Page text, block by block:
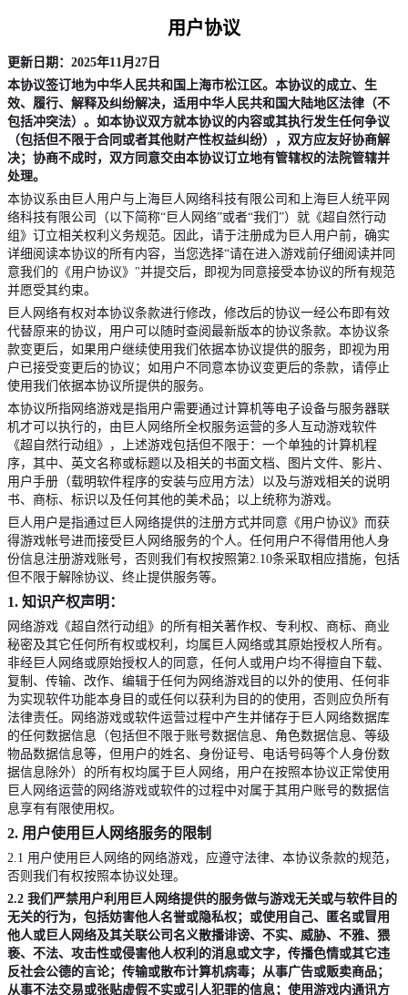
用户协议
更新日期：2025年11月27 日
本协议签订地为中华人民共和国上海市松江区。本协议的成立、生
效、履行、解释及纠纷解决，适用中华人民共和国大陆地区法律（不
包括冲突法）。如本协议双方就本协议的内容或其执行发生任何争议
（包括但不限于合同或者其他财产性权益纠纷），双方应友好协商解
决；协商不成时，双方同意交由本协议订立地有管辖权的法院管辖并
处理。
本协议系由巨人用户与上海巨人网络科技有限公司和上海巨人统平网
络科技有限公司（以下简称“ 巨人网络”或者“我们”）就《超自然行动
组》订立相关权利义务规范。因此，请于注册成为巨人用户前，确实
详细阅读本协议的所有内容，当您选择“请在进入游戏前仔细阅读并同
意我们的《用户协议》 "并提交后，即视为同意接受本协议的所有规范
并愿受其约束。
巨人网络有权对本协议条款进行修改，修改后的协议一经公布即有效
代替原来的协议，用户可以随时查阅最新版本的协议条款。本协议条
款变更后，如果用户继续使用我们依据本协议提供的服务，即视为用
户已接受变更后的协议；如用户不同意本协议变更后的条款，请停止
使用我们依据本协议所提供的服务。
本协议所指网络游戏是指用户需要通过计算机等电子设备与服务器联
机才可以执行的，由巨人网络所全权服务运营的多人互动游戏软件
《超自然行动组》，上述游戏包括但不限于：一个单独的计算机程
序，其中、英文名称或标题以及相关的书面文档、图片文件、影片、
用户手册（载明软件程序的安装与应用方法）以及与游戏相关的说明
书、商标、标识以及任何其他的美术品；以上统称为游戏。
巨人用户是指通过巨人网络提供的注册方式并同意《用户协议》而获
得游戏帐号进而接受巨人网络服务的个人。任何用户不得借用他人身
份信息注册游戏账号，否则我们有权按照第2.10条采取相应措施，包括
但不限于解除协议、终止提供服务等。
1.知识产权声明：
网络游戏《超自然行动组》的所有相关著作权、专利权、商标、商业
秘密及其它任何所有权或权利，均属巨人网络或其原始授权人所有。
非经巨人网络或原始授权人的同意，任何人或用户均不得擅自下载、
复制、传输、改作、编辑于任何为网络游戏目的以外的使用、任何非
为实现软件功能本身目的或任何以获利为目的的使用，否则应负所有
法律责任。
网络游戏或软件运营过程中产生并储存于巨人网络数据库
的任何数据信息（包括但不限于账号数据信息、角色数据信息、等级
物品数据信息等，但用户的姓名、身份证号、电话号码等个人身份数
据信息除外）的所有权均属于巨人网络，用户在按照本协议正常使用
巨人网络运营的网络游戏或软件的过程中对属于其用户账号的数据信
息享有有限使用权。
2. 用户使用巨人网络服务的限制
2.1 用户使用巨人网络的网络游戏，应遵守法律、本协议条款的规范，
否则我们有权按照本协议处理。
2.2我们严禁用户利用巨人网络提供的服务做与游戏无关或与软件目的
无关的行为，包括妨害他人名誉或隐私权；或使用自己、匿名或冒用
他人或巨人网络及其关联公司名义散播诽谤、不实、威胁、不雅、猥
亵、不法、攻击性或侵害他人权利的消息或文字，传播色情或其它违
反社会公德的言论；传输或散布计算机病毒；从事广告或贩卖商品；
从事不法交易或张贴虚假不实或引人犯罪的信息；使用游戏内通讯方